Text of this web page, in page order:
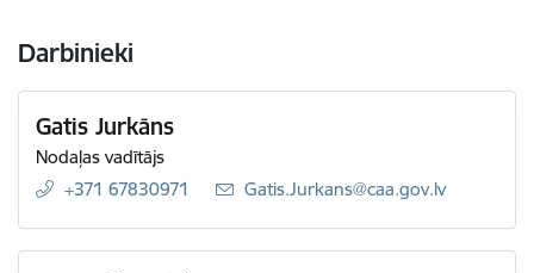
Darbinieki
Gatis Jurkāns
Nodaļas vadītājs
+371 67830971
E-pasts:
Gatis.Jurkans@caa.gov.lv